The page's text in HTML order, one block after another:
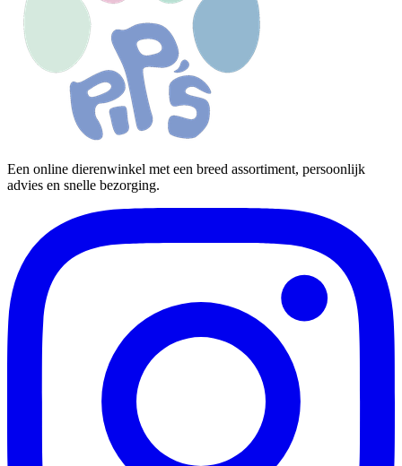
Een online dierenwinkel met een breed assortiment, persoonlijk
advies en snelle bezorging.